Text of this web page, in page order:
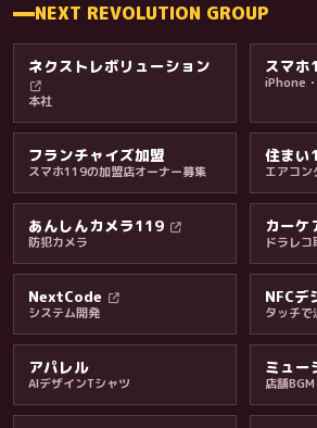
料金・保証・ご案内
NEXT REVOLUTION GROUP
ネクストレボリューション
本社
スマ
iPhone・
フランチャイズ加盟
スマホ119の加盟店オーナー募集
住まい
エアコン
あんしんカメラ119
防犯カメラ
カー
ドラレ
NextCode
システム開発
NFCデ
タッチで
アパレル
AIデザインTシャツ
ミュー
店舗